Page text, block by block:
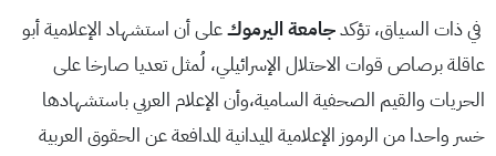
في ذات السياق، تؤكدجامعة اليرموكعلى أن استشهاد الإعلامية أبو
عاقلة برصاص قوات الاحتلال الإسرائيلي، لُمثل تعديا صارخا على
الحريات والقيم الصحفية السامية،وأن الإعلام العربي باستشهادها
خسر واحدا من الرموز الإعلامية الميدانية المدافعة عن الحقوق العربية